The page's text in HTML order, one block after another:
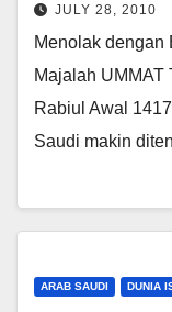
JULY 28, 2010
Menolak dengan
Majalah UMMAT
Rabiul Awal
Saudi makin
ARAB SAUDI DUNIA